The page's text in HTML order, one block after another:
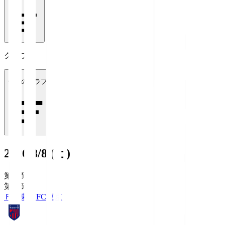
クラブ
全てのクラブ
2026/8/8 (土)
第1節
第1節
ＦＣ東京FC東京